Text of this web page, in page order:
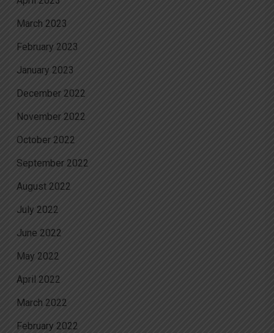
March 2023
February 2023
January 2023
December 2022
November 2022
October 2022
September 2022
August 2022
July 2022
June 2022
May 2022
April 2022
March 2022
February 2022